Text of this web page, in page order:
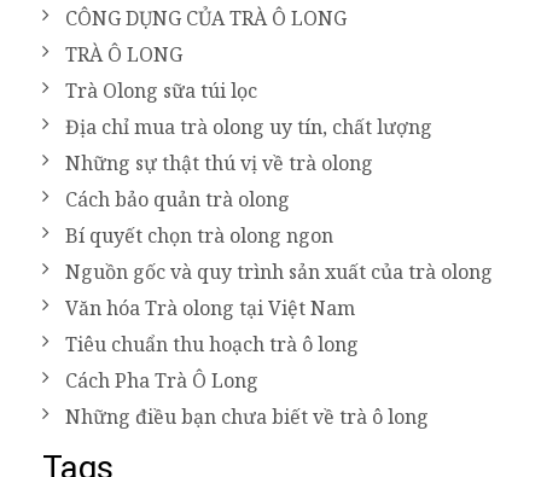
CÔNG DỤNG CỦA TRÀ Ô LONG
TRÀ Ô LONG
Trà Olong sữa túi lọc
Địa chỉ mua trà olong uy tín, chất lượng
Những sự thật thú vị về trà olong
Cách bảo quản trà olong
Bí quyết chọn trà olong ngon
Nguồn gốc và quy trình sản xuất của trà olong
Văn hóa Trà olong tại Việt Nam
Tiêu chuẩn thu hoạch trà ô long
Cách Pha Trà Ô Long
Những điều bạn chưa biết về trà ô long
Tags